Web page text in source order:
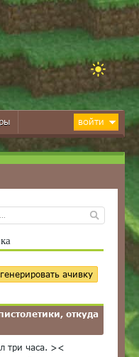
ВОЙТИ
ачивку
откуда
три часа. ><